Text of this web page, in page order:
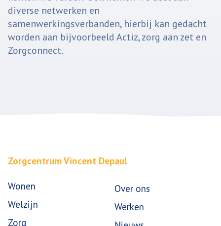
diverse netwerken en
samenwerkingsverbanden, hierbij kan gedacht
worden aan bijvoorbeeld Actiz, zorg aan zet en
Zorgconnect.
Zorgcentrum Vincent Depaul
Wonen
Welzijn
Zorg
Over ons
Werken